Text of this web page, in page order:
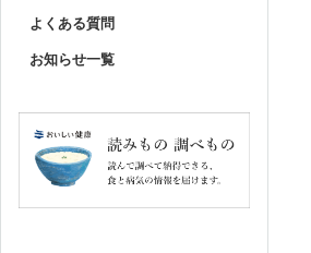
よくある質問
お知らせ一覧